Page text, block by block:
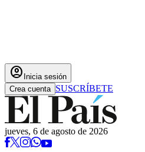
account_circle Inicia sesión
Crea cuenta SUSCRÍBETE
jueves, 6 de agosto de 2026